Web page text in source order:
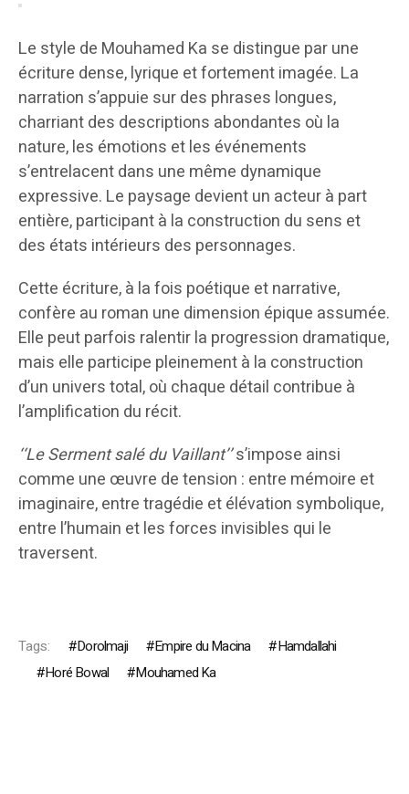
Le style de Mouhamed Ka se distingue par une
écriture dense, lyrique et fortement imagée. La
narration s’appuie sur des phrases longues,
charriant des descriptions abondantes où la
nature, les émotions et les événements
s’entrelacent dans une même dynamique
expressive. Le paysage devient un acteur à part
entière, participant à la construction du sens et
des états intérieurs des personnages.
Cette écriture, à la fois poétique et narrative,
confère au roman une dimension épique assumée.
Elle peut parfois ralentir la progression dramatique,
mais elle participe pleinement à la construction
d’un univers total, où chaque détail contribue à
l’amplification du récit.
‘‘Le Serment salé du Vaillant’’s’impose ainsi
comme une œuvre de tension : entre mémoire et
imaginaire, entre tragédie et élévation symbolique,
entre l’humain et les forces invisibles qui le
traversent.
Tags: Dorolmaji Empire du Macina
Hamdallahi
Horé Bowal
Mouhamed Ka